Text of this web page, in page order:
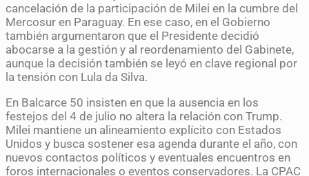
cancelación de la participación de Milei en la cumbre del
Mercosur en Paraguay. En ese caso, en el Gobierno
también argumentaron que el Presidente decidió
abocarse a la gestión y al reordenamiento del Gabinete,
aunque la decisión también se leyó en clave regional por
la tensión con Lula da Silva.
En Balcarce 50 insisten en que la ausencia en los
festejos del 4 de julio no altera la relación con Trump.
Milei mantiene un alineamiento explícito con Estados
Unidos y busca sostener esa agenda durante el año, con
nuevos contactos políticos y eventuales encuentros en
foros internacionales o eventos conservadores. La CPAC